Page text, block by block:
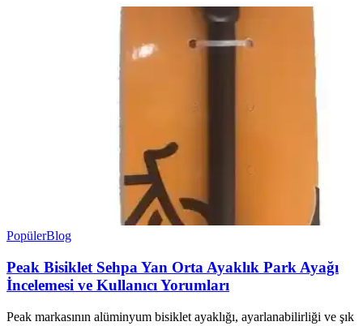
PopülerBlog
Peak Bisiklet Sehpa Yan Orta Ayaklık Park Ayağı
İncelemesi ve Kullanıcı Yorumları
Peak markasının alüminyum bisiklet ayaklığı, ayarlanabilirliği ve şık